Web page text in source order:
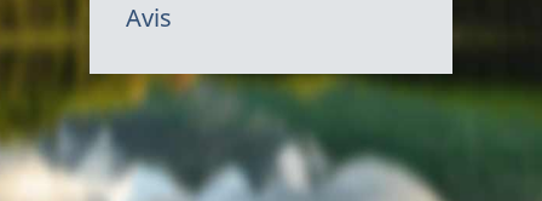
Avis
du